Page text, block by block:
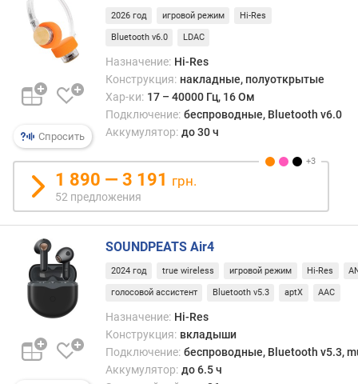
д
л
ж
е
и
й
и
м
п
е
д
а
с
О
м
Спросить
2026 год игровой режим Hi-Res
Bluetooth v6.0 LDAC
Назначение: Hi-Res
Конструкция: накладные, полуоткрытые
Хар-ки: 17 – 40000 Гц, 16 Ом
Подключение: беспроводные, Bluetooth v6.0
Аккумулятор: до 30 ч
1 890 — 3 191 грн.
52 предложения
SOUNDPEATS Air4
2024 год true wireless игровой режим Hi-Res
голосовой ассистент Bluetooth v5.3 aptX AAC
Назначение: Hi-Res
Конструкция: вкладыши
Подключение: беспроводные, Bluetooth v5.3,
Аккумулятор: до 6.5 ч